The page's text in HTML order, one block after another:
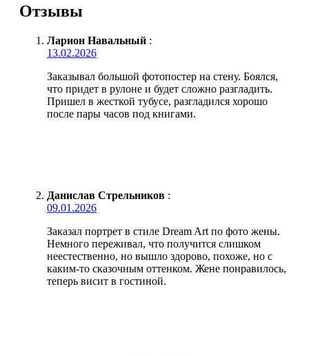
Отзывы
Ларион Навальный :
13.02.2026
Заказывал большой фотопостер на стену. Боялся,
что придет в рулоне и будет сложно разгладить.
Пришел в жесткой тубусе, разгладился хорошо
после пары часов под книгами.
Данислав Стрельников :
09.01.2026
Заказал портрет в стиле Dream Art по фото жены.
Немного переживал, что получится слишком
неестественно, но вышло здорово, похоже, но с
каким-то сказочным оттенком. Жене понравилось,
теперь висит в гостиной.